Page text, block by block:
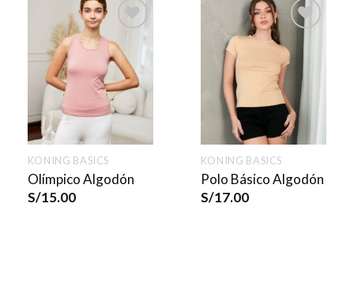
KONING BASICS
Olímpico Algodón
S/15.00
KONING BASICS
Polo Básico Algodón
S/17.00